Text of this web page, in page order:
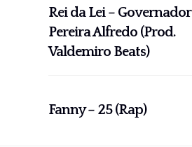
Rei da Lei – Governador
Pereira Alfredo (Prod.
Valdemiro Beats)
Fanny – 25 (Rap)